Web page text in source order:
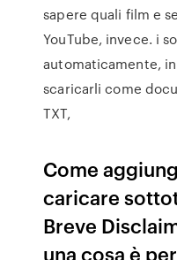
sapere quali film e
YouTube, invece. i
automaticamente,
scaricarli come
TXT,
Come
caricare
Breve
una cosa è